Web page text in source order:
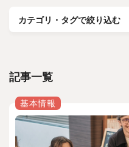
カテゴリ・タグで絞り込む
記事一覧
基本情報